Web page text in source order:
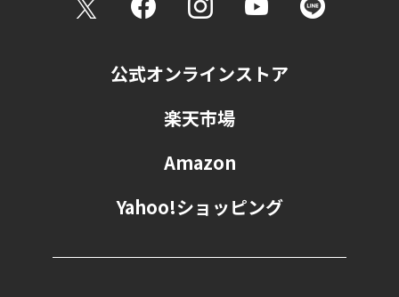
公式オンラインストア
楽天市場
Amazon
Yahoo!ショッピング